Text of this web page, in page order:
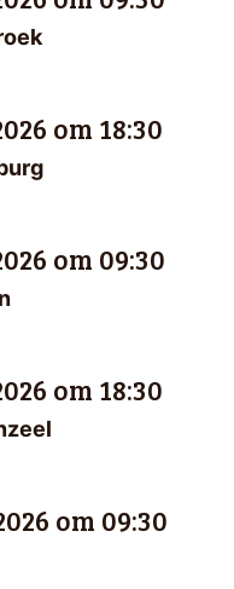
om 18:30
om 09:30
om 18:30
om 09:30